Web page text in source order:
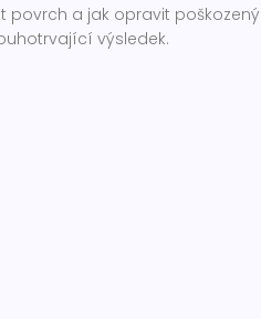
povrch a jak opravit poškozený
výsledek.